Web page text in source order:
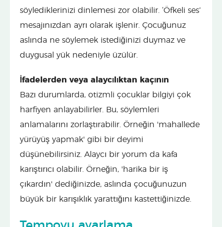
söylediklerinizi dinlemesi zor olabilir. ‘Öfkeli ses’
mesajınızdan ayrı olarak işlenir. Çocuğunuz
aslında ne söylemek istediğinizi duymaz ve
duygusal yük nedeniyle üzülür.
İfadelerden veya alaycılıktan kaçının
Bazı durumlarda, otizmli çocuklar bilgiyi çok
harfiyen anlayabilirler. Bu, söylemleri
anlamalarını zorlaştırabilir. Örneğin 'mahallede
yürüyüş yapmak' gibi bir deyimi
düşünebilirsiniz. Alaycı bir yorum da kafa
karıştırıcı olabilir. Örneğin, 'harika bir iş
çıkardın' dediğinizde, aslında çocuğunuzun
büyük bir karışıklık yarattığını kastettiğinizde.